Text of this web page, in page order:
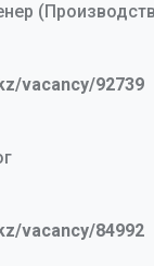
vacancy/92739
vacancy/84992